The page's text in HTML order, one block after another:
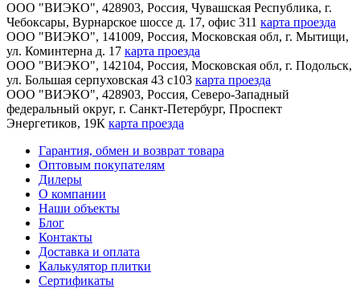
ООО "ВИЭКО", 428903, Россия, Чувашская Республика, г.
Чебоксары, Вурнарское шоссе д. 17, офис 311 карта проезда
ООО "ВИЭКО", 141009, Россия, Московская обл, г. Мытищи,
ул. Коминтерна д. 17 карта проезда
ООО "ВИЭКО", 142104, Россия, Московская обл, г. Подольск,
ул. Большая серпуховская 43 с103 карта проезда
ООО "ВИЭКО", 428903, Россия, Северо-Западный
федеральный округ, г. Санкт-Петербург, Проспект
Энергетиков, 19К карта проезда
Гарантия, обмен и возврат товара
Оптовым покупателям
Дилеры
О компании
Наши объекты
Блог
Контакты
Доставка и оплата
Калькулятор плитки
Сертификаты